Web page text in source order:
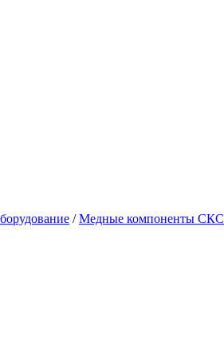
/ Медные компоненты СКС